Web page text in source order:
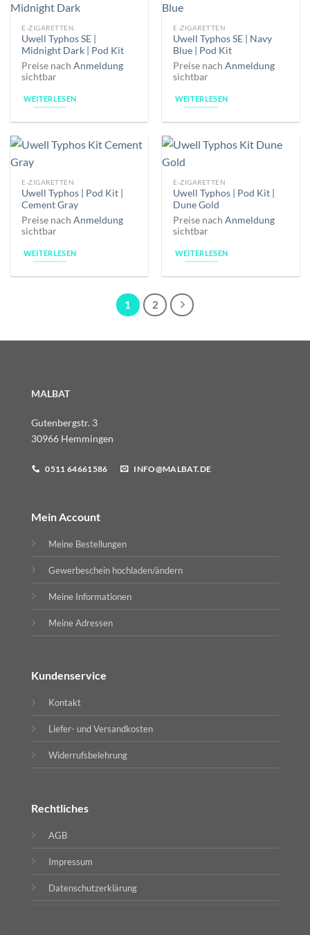
E-ZIGARETTEN
Uwell Typhos SE |
Midnight Dark | Pod Kit
Preise nachAnmeldung
sichtbar
WEITERLESEN
E-ZIGARETTEN
Uwell Typhos SE | Navy
Blue | Pod Kit
Preise nachAnmeldung
sichtbar
WEITERLESEN
E-ZIGARETTEN
Uwell Typhos | Pod Kit |
Cement Gray
Preise nachAnmeldung
sichtbar
WEITERLESEN
E-ZIGARETTEN
Uwell Typhos | Pod Kit |
Dune Gold
Preise nachAnmeldung
sichtbar
WEITERLESEN
1 2
MALBAT
Gutenbergstr. 3
30966 Hemmingen
0511 64661586 INFO@MALBAT.DE
Mein Account
Meine Bestellungen
Gewerbeschein hochladen/ändern
Meine Informationen
Meine Adressen
Kundenservice
Kontakt
Liefer- und Versandkosten
Widerrufsbelehrung
Rechtliches
AGB
Impressum
Datenschutzerklärung